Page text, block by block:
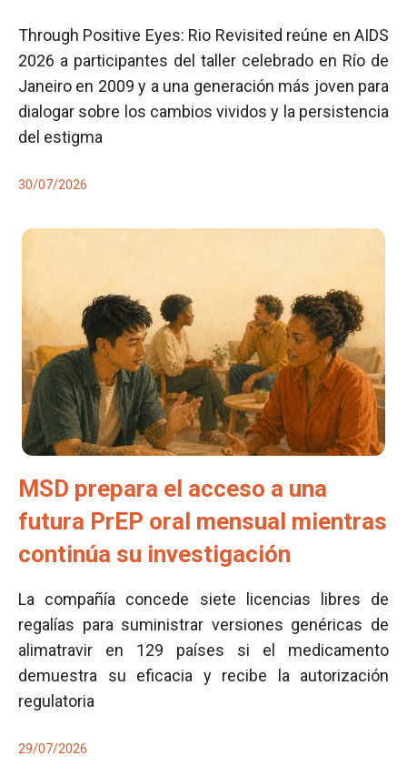
Through Positive Eyes: Rio Revisited reúne en AIDS
2026 a participantes del taller celebrado en Río de
Janeiro en 2009 y a una generación más joven para
dialogar sobre los cambios vividos y la persistencia
del estigma
30/07/2026
MSD prepara el acceso a una
futura PrEP oral mensual mientras
continúa su investigación
La compañía concede siete licencias libres de
regalías para suministrar versiones genéricas de
alimatravir en 129 países si el medicamento
demuestra su eficacia y recibe la autorización
regulatoria
29/07/2026